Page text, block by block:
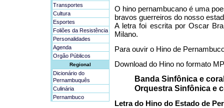
Transportes
Cultura
Esportes
Foliões da Resistência
Personalidades
Agenda
Orgão Públicos
Regional
Dicionário do
Pernambuquês
Culinária
Pernambuco
O hino pernambucano é uma
bravos guerreiros do nosso
A letra foi escrita por Oscar
Milano.
Para ouvir o Hino de
Download do Hino no formato
Banda Sinfônica e
Orquestra Sinfônica e
Letra do Hino do Estado de